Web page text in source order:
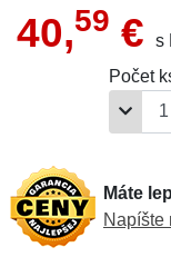
40,59 €
s
Počet
Máte
Napíšte